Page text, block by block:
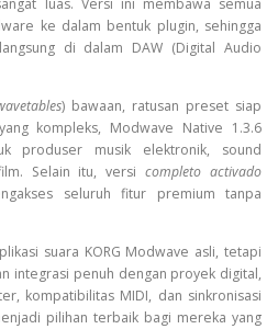
ke dalam bentuk plugin, sehingga
di dalam DAW (Digital Audio
) bawaan, ratusan preset siap
kompleks, Modwave Native 1.3.6
produser musik elektronik, sound
Selain itu, versicompleto activado
seluruh fitur premium tanpa
suara KORG Modwave asli, tetapi
integrasi penuh dengan proyek digital,
kompatibilitas MIDI, dan sinkronisasi
pilihan terbaik bagi mereka yang